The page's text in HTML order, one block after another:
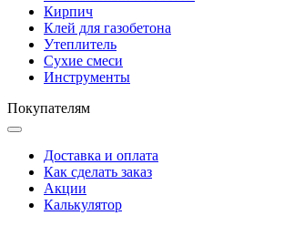
Кирпич
Клей для газобетона
Утеплитель
Сухие смеси
Инструменты
Покупателям
Доставка и оплата
Как сделать заказ
Акции
Калькулятор